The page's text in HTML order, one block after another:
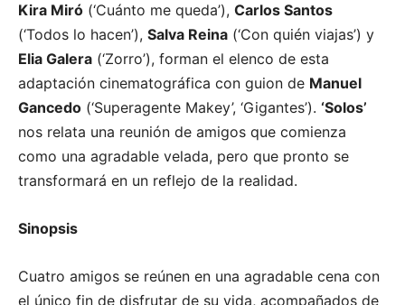
Kira Miró (‘Cuánto me queda’), Carlos Santos
(‘Todos lo hacen’), Salva Reina (‘Con quién viajas’) y
Elia Galera (‘Zorro’), forman el elenco de esta
adaptación cinematográfica con guion de Manuel
Gancedo (‘Superagente Makey’, ‘Gigantes’). ‘Solos’
nos relata una reunión de amigos que comienza
como una agradable velada, pero que pronto se
transformará en un reflejo de la realidad.
Sinopsis
Cuatro amigos se reúnen en una agradable cena con
el único fin de disfrutar de su vida, acompañados de